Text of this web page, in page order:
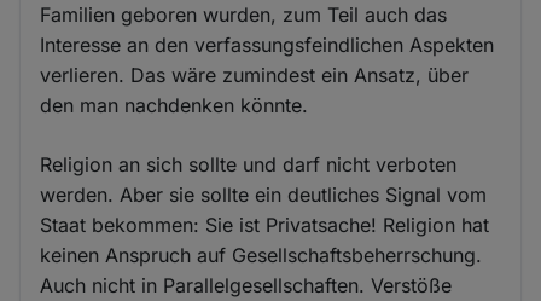
Familien geboren wurden, zum Teil auch das
Interesse an den verfassungsfeindlichen Aspekten
verlieren. Das wäre zumindest ein Ansatz, über
den man nachdenken könnte.
Religion an sich sollte und darf nicht verboten
werden. Aber sie sollte ein deutliches Signal vom
Staat bekommen: Sie ist Privatsache! Religion hat
keinen Anspruch auf Gesellschaftsbeherrschung.
Auch nicht in Parallelgesellschaften. Verstöße